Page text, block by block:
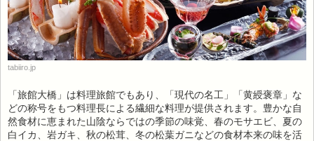
tabiiro.jp
「旅館大橋」は料理旅館でもあり、「現代の名工」「黄綬褒章」な
どの称号をもつ料理長による繊細な料理が提供されます。豊かな自
然食材に恵まれた山陰ならではの季節の味覚、春のモサエビ、夏の
白イカ、岩ガキ、秋の松茸、冬の松葉ガニなどの食材本来の味を活